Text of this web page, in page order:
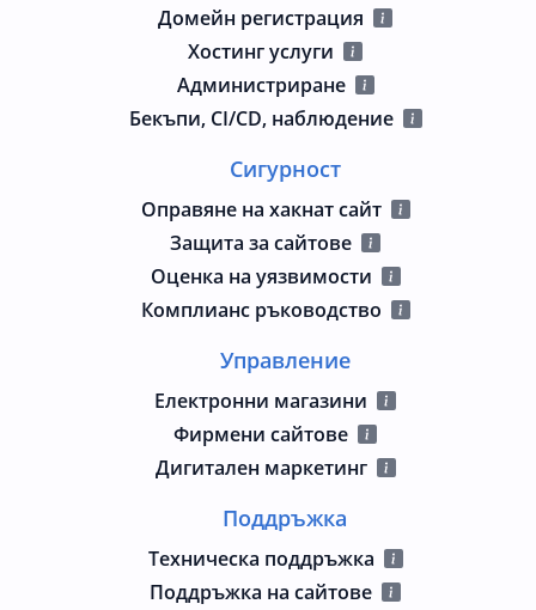
Домейн регистрация
Хостинг услуги
Администриране
Бекъпи, CI/CD, наблюдение
Сигурност
Оправяне на хакнат сайт
Защита за сайтове
Оценка на уязвимости
Комплианс ръководство
Управление
Електронни магазини
Фирмени сайтове
Дигитален маркетинг
Поддръжка
Техническа поддръжка
Поддръжка на сайтове